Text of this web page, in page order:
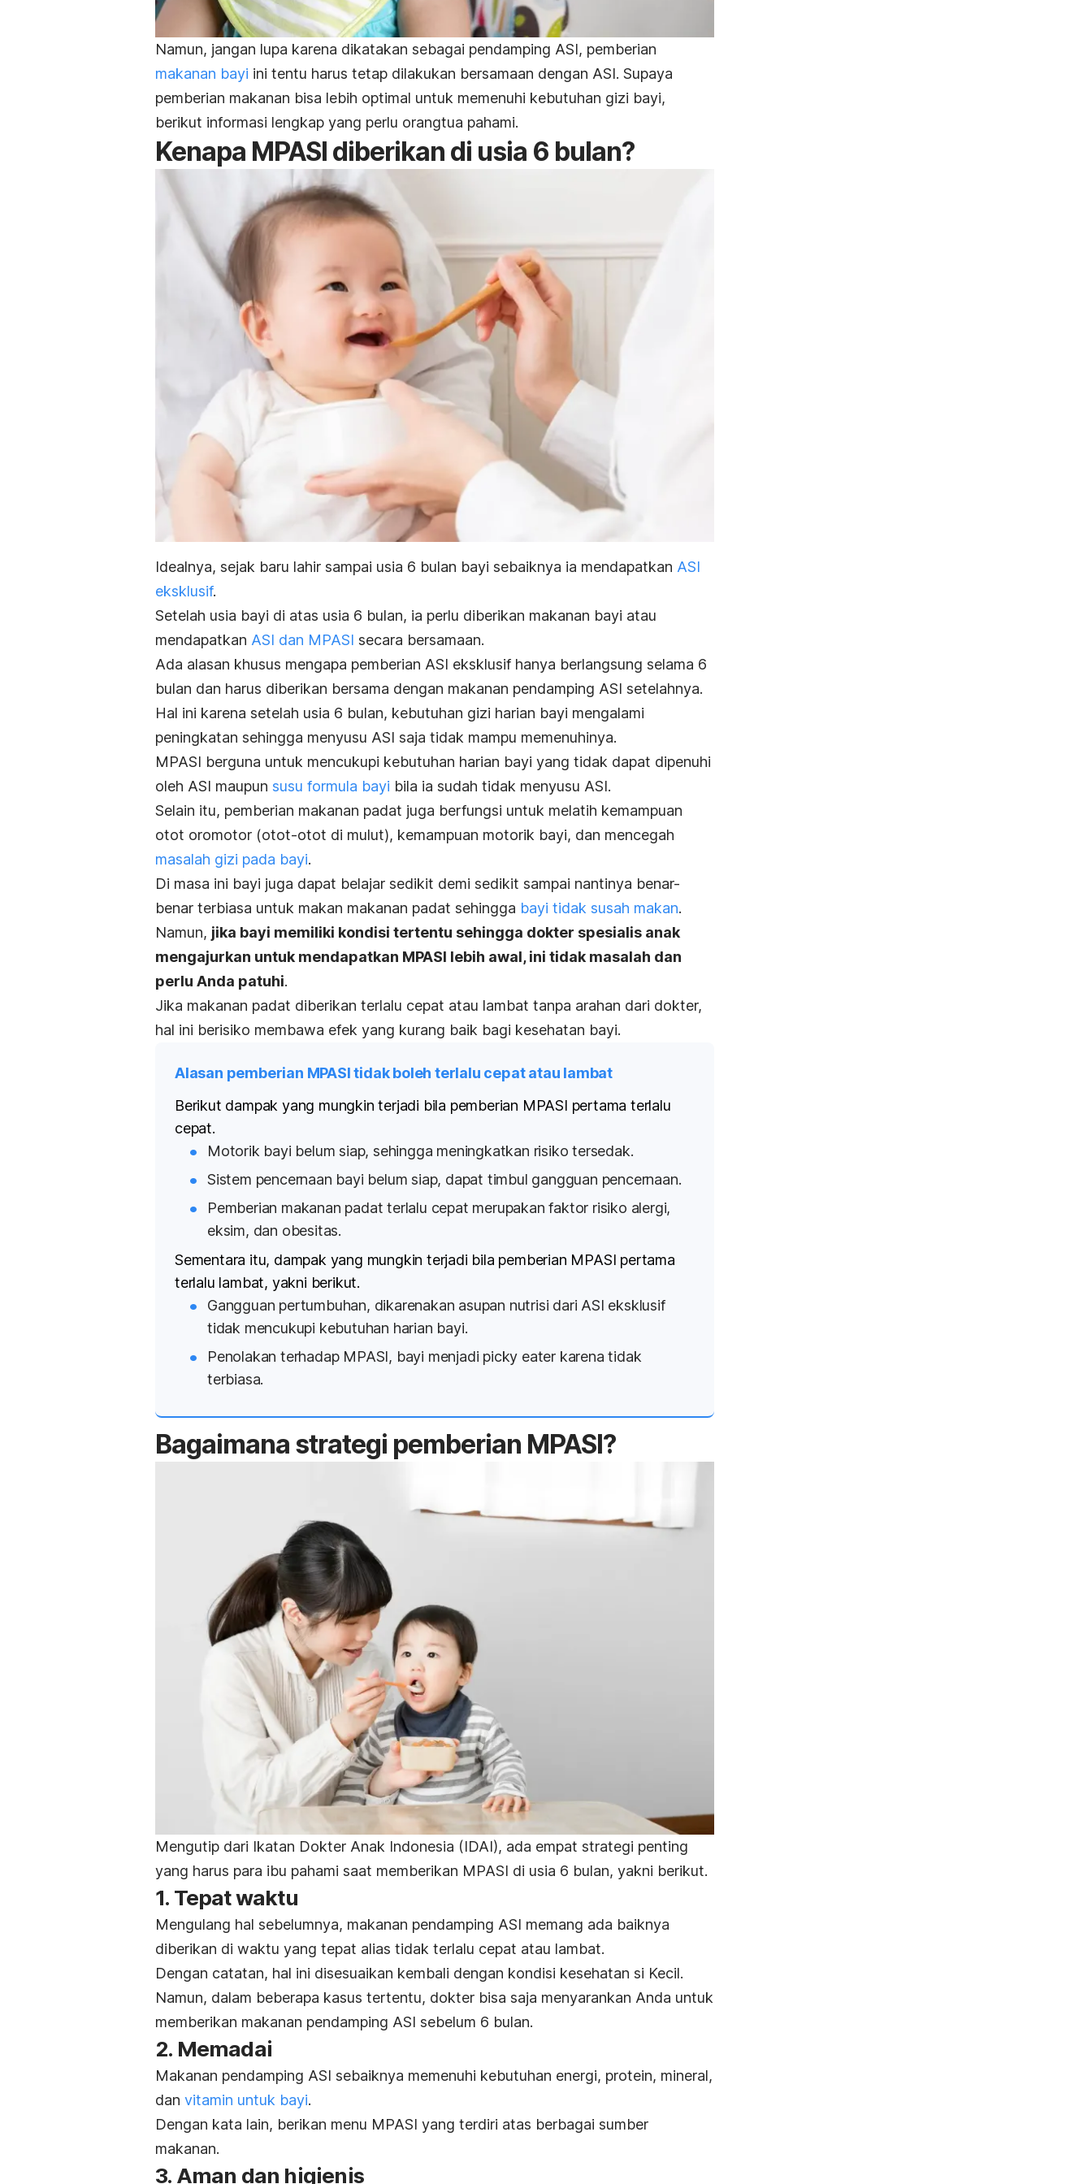
Namun, jangan lupa karena dikatakan sebagai pendamping ASI, pemberian
makanan bayi ini tentu harus tetap dilakukan bersamaan dengan ASI. Supaya
pemberian makanan bisa lebih optimal untuk memenuhi kebutuhan gizi bayi,
berikut informasi lengkap yang perlu orangtua pahami.
Kenapa MPASI diberikan di usia 6 bulan?
Idealnya, sejak baru lahir sampai usia 6 bulan bayi sebaiknya ia mendapatkan ASI
eksklusif.
Setelah usia bayi di atas usia 6 bulan, ia perlu diberikan makanan bayi atau
mendapatkan ASI dan MPASI secara bersamaan.
Ada alasan khusus mengapa pemberian ASI eksklusif hanya berlangsung selama 6
bulan dan harus diberikan bersama dengan makanan pendamping ASI setelahnya.
Hal ini karena setelah usia 6 bulan, kebutuhan gizi harian bayi mengalami
peningkatan sehingga menyusu ASI saja tidak mampu memenuhinya.
MPASI berguna untuk mencukupi kebutuhan harian bayi yang tidak dapat dipenuhi
oleh ASI maupun susu formula bayi bila ia sudah tidak menyusu ASI.
Selain itu, pemberian makanan padat juga berfungsi untuk melatih kemampuan
otot oromotor (otot-otot di mulut), kemampuan motorik bayi, dan mencegah
masalah gizi pada bayi.
Di masa ini bayi juga dapat belajar sedikit demi sedikit sampai nantinya benar-
benar terbiasa untuk makan makanan padat sehingga bayi tidak susah makan.
Namun, jika bayi memiliki kondisi tertentu sehingga dokter spesialis anak
mengajurkan untuk mendapatkan MPASI lebih awal, ini tidak masalah dan
perlu Anda patuhi.
Jika makanan padat diberikan terlalu cepat atau lambat tanpa arahan dari dokter,
hal ini berisiko membawa efek yang kurang baik bagi kesehatan bayi.
Alasan pemberian MPASI tidak boleh terlalu cepat atau lambat
Berikut dampak yang mungkin terjadi bila pemberian MPASI pertama terlalu
cepat.
Motorik bayi belum siap, sehingga meningkatkan risiko tersedak.
Sistem pencernaan bayi belum siap, dapat timbul gangguan pencernaan.
Pemberian makanan padat terlalu cepat merupakan faktor risiko alergi,
eksim, dan obesitas.
Sementara itu, dampak yang mungkin terjadi bila pemberian MPASI pertama
terlalu lambat, yakni berikut.
Gangguan pertumbuhan, dikarenakan asupan nutrisi dari ASI eksklusif
tidak mencukupi kebutuhan harian bayi.
Penolakan terhadap MPASI, bayi menjadi picky eater karena tidak
terbiasa.
Bagaimana strategi pemberian MPASI?
Mengutip dari Ikatan Dokter Anak Indonesia (IDAI), ada empat strategi penting
yang harus para ibu pahami saat memberikan MPASI di usia 6 bulan, yakni berikut.
1. Tepat waktu
Mengulang hal sebelumnya, makanan pendamping ASI memang ada baiknya
diberikan di waktu yang tepat alias tidak terlalu cepat atau lambat.
Dengan catatan, hal ini disesuaikan kembali dengan kondisi kesehatan si Kecil.
Namun, dalam beberapa kasus tertentu, dokter bisa saja menyarankan Anda untuk
memberikan makanan pendamping ASI sebelum 6 bulan.
2. Memadai
Makanan pendamping ASI sebaiknya memenuhi kebutuhan energi, protein, mineral,
dan vitamin untuk bayi.
Dengan kata lain, berikan menu MPASI yang terdiri atas berbagai sumber
makanan.
3. Aman dan higienis